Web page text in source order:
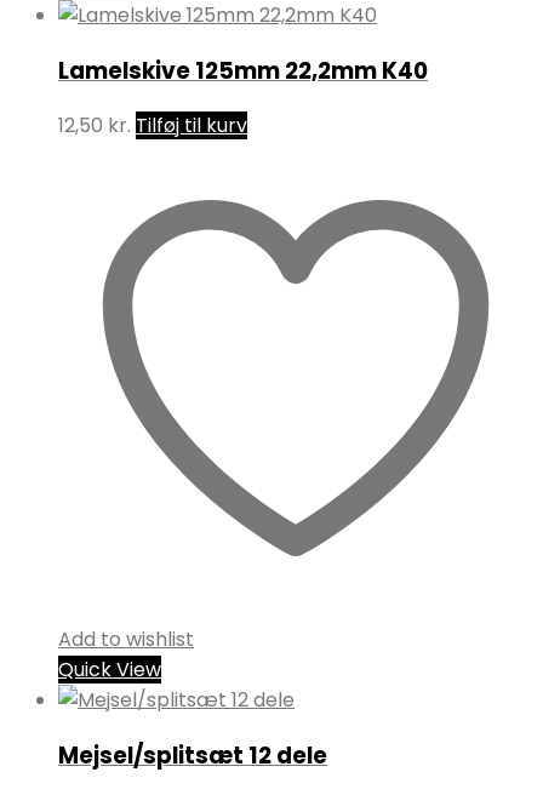
Lamelskive 125mm 22,2mm K40
12,50 kr. Tilføj til kurv
Add to wishlist
Quick View
Mejsel/splitsæt 12 dele